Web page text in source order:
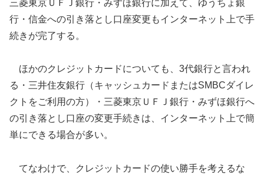
三菱東京ＵＦＪ銀行・みずほ銀行に加えて、ゆうちょ銀
行・信金への引き落とし口座変更もインターネット上で手
続きが完了する。
ほかのクレジットカードについても、3代銀行と言われ
る・三井住友銀行（キャッシュカードまたはSMBCダイレ
クトをご利用の方）・三菱東京ＵＦＪ銀行・みずほ銀行へ
の引き落とし口座の変更手続きは、インターネット上で簡
単にできる場合が多い。
てなわけで、クレジットカードの使い勝手を考えるな